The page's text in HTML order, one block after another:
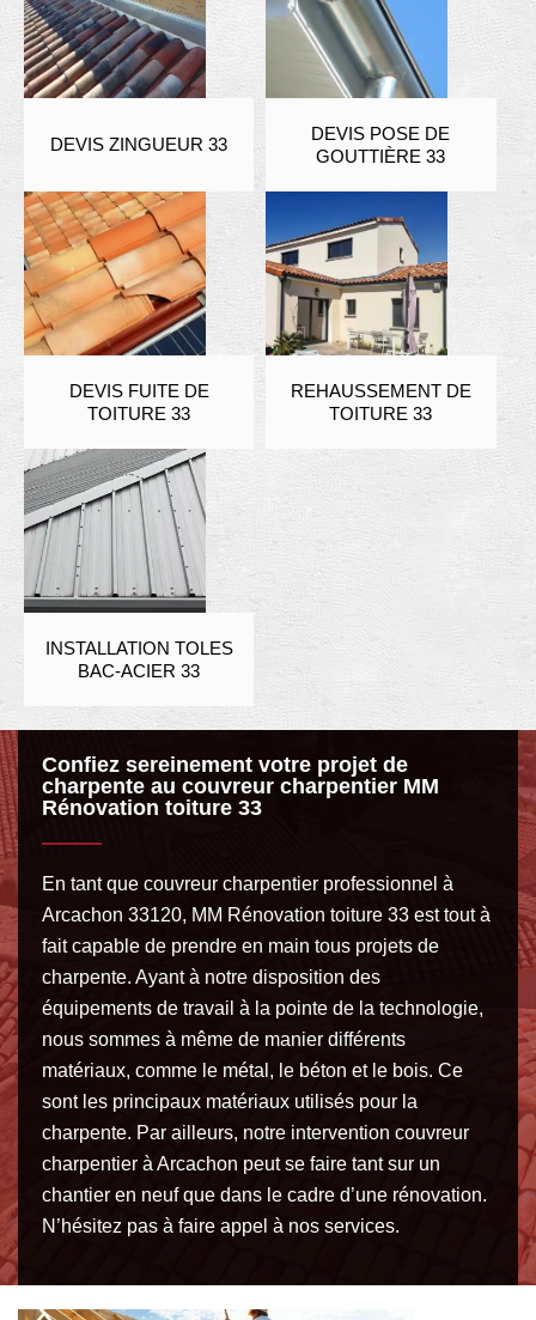
DEVIS ZINGUEUR 33
DEVIS POSE DE
GOUTTIÈRE 33
DEVIS FUITE DE
TOITURE 33
REHAUSSEMENT DE
TOITURE 33
INSTALLATION TOLES
BAC-ACIER 33
Confiez sereinement votre projet de
charpente au couvreur charpentier MM
Rénovation toiture 33
En tant que couvreur charpentier professionnel à
Arcachon 33120, MM Rénovation toiture 33 est tout à
fait capable de prendre en main tous projets de
charpente. Ayant à notre disposition des
équipements de travail à la pointe de la technologie,
nous sommes à même de manier différents
matériaux, comme le métal, le béton et le bois. Ce
sont les principaux matériaux utilisés pour la
charpente. Par ailleurs, notre intervention couvreur
charpentier à Arcachon peut se faire tant sur un
chantier en neuf que dans le cadre d’une rénovation.
N’hésitez pas à faire appel à nos services.